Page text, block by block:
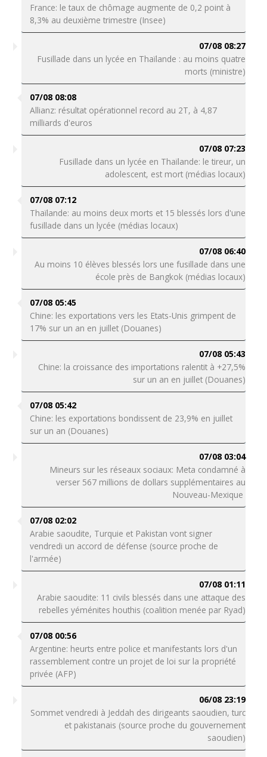
France: le taux de chômage augmente de 0,2 point à
8,3% au deuxième trimestre (Insee)
07/08 08:27
Fusillade dans un lycée en Thaïlande : au moins quatre
morts (ministre)
07/08 08:08
Allianz: résultat opérationnel record au 2T, à 4,87
milliards d'euros
07/08 07:23
Fusillade dans un lycée en Thaïlande: le tireur, un
adolescent, est mort (médias locaux)
07/08 07:12
Thaïlande: au moins deux morts et 15 blessés lors d'une
fusillade dans un lycée (médias locaux)
07/08 06:40
Au moins 10 élèves blessés lors une fusillade dans une
école près de Bangkok (médias locaux)
07/08 05:45
Chine: les exportations vers les Etats-Unis grimpent de
17% sur un an en juillet (Douanes)
07/08 05:43
Chine: la croissance des importations ralentit à +27,5%
sur un an en juillet (Douanes)
07/08 05:42
Chine: les exportations bondissent de 23,9% en juillet
sur un an (Douanes)
07/08 03:04
Mineurs sur les réseaux sociaux: Meta condamné à
verser 567 millions de dollars supplémentaires au
Nouveau-Mexique
07/08 02:02
Arabie saoudite, Turquie et Pakistan vont signer
vendredi un accord de défense (source proche de
l'armée)
07/08 01:11
Arabie saoudite: 11 civils blessés dans une attaque des
rebelles yéménites houthis (coalition menée par Ryad)
07/08 00:56
Argentine: heurts entre police et manifestants lors d'un
rassemblement contre un projet de loi sur la propriété
privée (AFP)
06/08 23:19
Sommet vendredi à Jeddah des dirigeants saoudien, turc
et pakistanais (source proche du gouvernement
saoudien)